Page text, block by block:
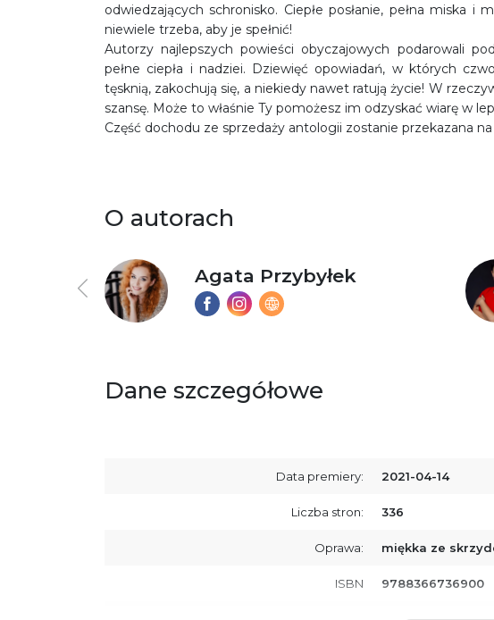
odwiedzających schronisko. Ciepłe posłanie, pełna miska i
niewiele trzeba, aby je spełnić!
Autorzy najlepszych powieści obyczajowych podarowali
pełne ciepła i nadziei. Dziewięć opowiadań, w których
tęsknią, zakochują się, a niekiedy nawet ratują życie! W
szansę. Może to właśnie Ty pomożesz im odzyskać wiarę w
Część dochodu ze sprzedaży antologii zostanie przekazana
O autorach
Agata Przybyłek
Dane szczegółowe
Data premiery: 2021-04-14
Liczba stron: 336
Oprawa: miękka ze
ISBN 9788366736900